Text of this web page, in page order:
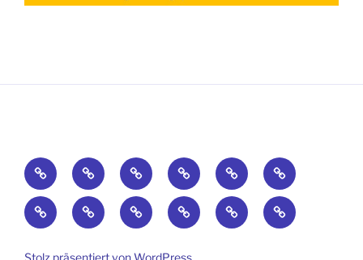
Home SportartenTermine Fotos Intern History
FundstückeHopfenland-
Rallye
DRIFT
ON
DRIFT
ON
DRIFT
ON
DRIFT
ON